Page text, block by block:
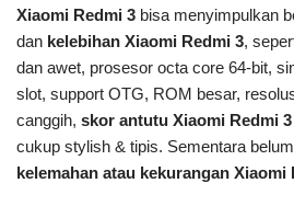
Xiaomi Redmi 3 bisa menyimpulkan
dan kelebihan Xiaomi Redmi 3,
dan awet, prosesor octa core 64-bit,
slot, support OTG, ROM besar,
canggih, skor antutu Xiaomi Redmi 3
cukup stylish & tipis. Sementara
kelemahan atau kekurangan Xiaomi